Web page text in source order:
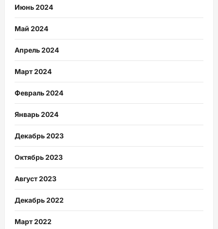
Июнь 2024
Май 2024
Апрель 2024
Март 2024
Февраль 2024
Январь 2024
Декабрь 2023
Октябрь 2023
Август 2023
Декабрь 2022
Март 2022